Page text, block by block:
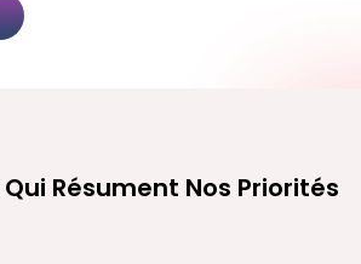
Résument Nos Priorités